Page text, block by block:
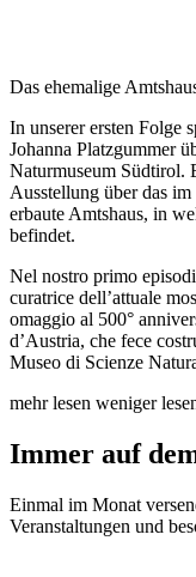
Das ehemalige
In unserer ersten Folge
Johanna Platzgummer
Naturmuseum Südtirol.
Ausstellung über das
erbaute Amtshaus, in
befindet.
Nel nostro primo
curatrice dell’attuale
omaggio al 500°
d’Austria, che fece
Museo di Scienze
mehr lesen weniger
Immer auf
Einmal im Monat
Veranstaltungen und